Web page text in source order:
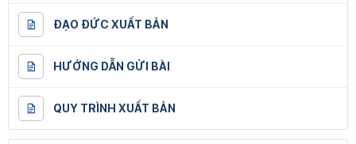
ĐẠO ĐỨC XUẤT BẢN
HƯỚNG DẪN GỬI BÀI
QUY TRÌNH XUẤT BẢN